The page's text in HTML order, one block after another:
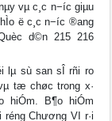
vµ c¸c n−íc giµu
ë c¸c n−íc ®ang
d©n 215 216
lµ sù san sÎ rñi ro
tæ chøc trong x·
hiÓm. B¶o hiÓm
Chương VI r·i